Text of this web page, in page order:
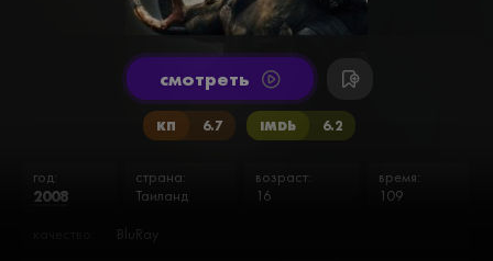
cмотреть
КП 6.7 IMDb 6.2
год:
2008
страна:
Таиланд
возраст:
16
время:
109
BluRay